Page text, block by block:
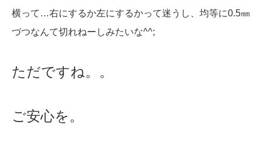
横って…右にするか左にするかって迷うし、均等に0.5㎜
づつなんて切れねーしみたいな^^;
ただですね。。
ご安心を。